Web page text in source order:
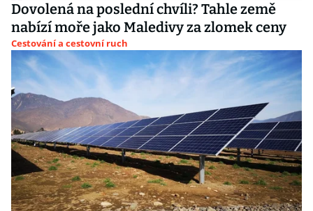
Dovolená na poslední chvíli? Tahle země
nabízí moře jako Maledivy za zlomek ceny
Cestování a cestovní ruch